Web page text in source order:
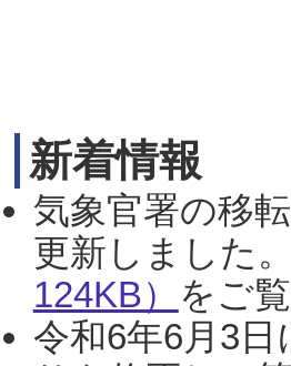
新着情報
気象官署の移
更新しました
124KB） をご
令和6年6月3